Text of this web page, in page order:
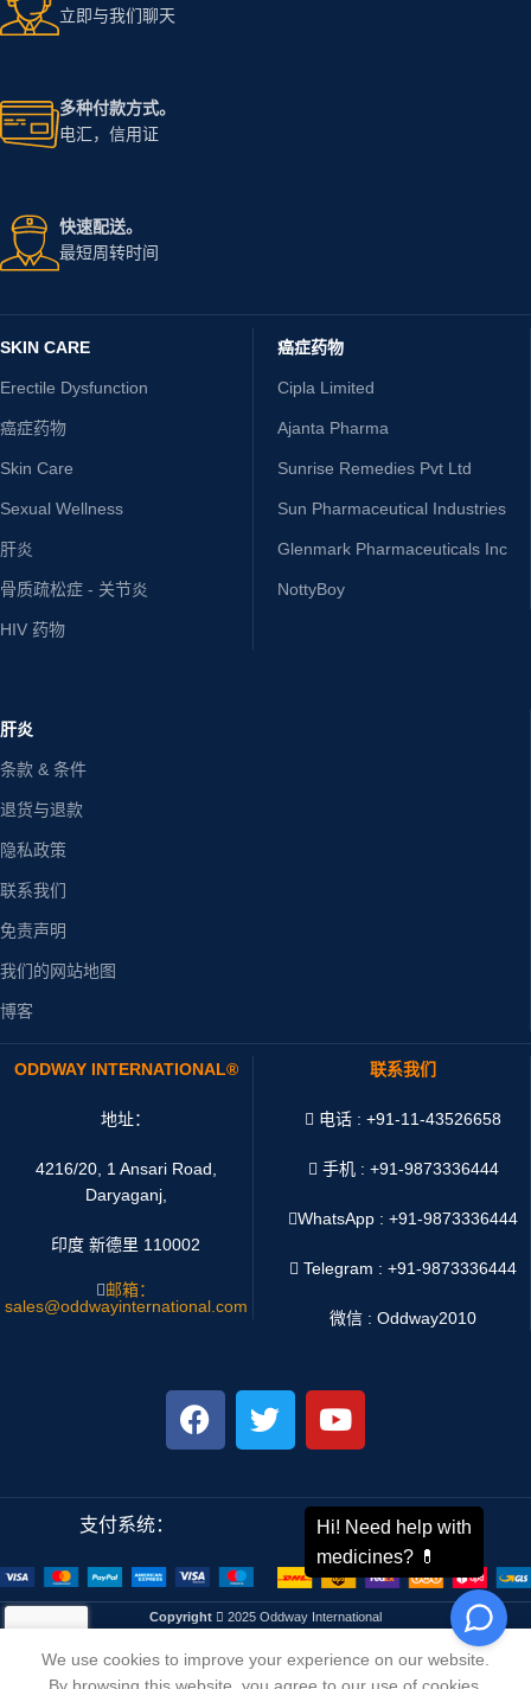
立即与我们聊天
多种付款方式。
电汇，信用证
快速配送。
最短周转时间
SKIN CARE
Erectile Dysfunction
癌症药物
Skin Care
Sexual Wellness
肝炎
骨质疏松症 - 关节炎
HIV 药物
癌症药物
Cipla Limited
Ajanta Pharma
Sunrise Remedies Pvt Ltd
Sun Pharmaceutical Industries
Glenmark Pharmaceuticals Inc
NottyBoy
肝炎
条款 & 条件
退货与退款
隐私政策
联系我们
免责声明
我们的网站地图
博客
ODDWAY INTERNATIONAL®
地址：
4216/20, 1 Ansari Road,
Daryaganj,
印度 新德里 110002
邮箱：
sales@oddwayinternational.com
联系我们
电话 : +91-11-43526658
手机 : +91-9873336444
WhatsApp :+91-9873336444
Telegram : +91-9873336444
微信 : Oddway2010
支付系统： 运输系统：
Copyright 2025 Oddway International
We use cookies to improve your experience on our website.
By browsing this website, you agree to our use of cookies.